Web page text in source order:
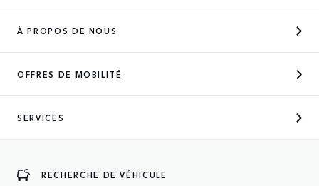
À PROPOS DE NOUS
OFFRES DE MOBILITÉ
SERVICES
RECHERCHE DE VÉHICULE
DES MARQUES SUIVANTES